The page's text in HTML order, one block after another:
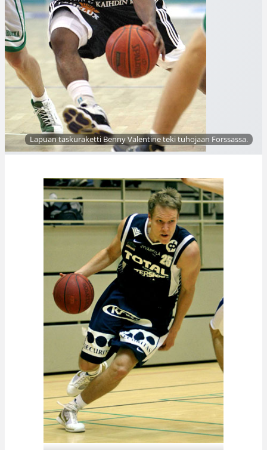
Lapuan taskuraketti Benny Valentine teki tuhojaan Forssassa.